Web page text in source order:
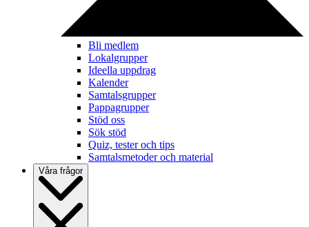
Bli medlem
Lokalgrupper
Ideella uppdrag
Kalender
Samtalsgrupper
Pappagrupper
Stöd oss
Sök stöd
Quiz, tester och tips
Samtalsmetoder och material
Våra frågor